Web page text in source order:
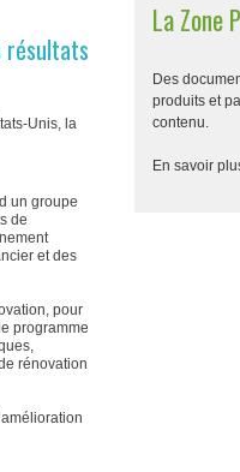
résultats
Unis, la
un groupe
de
et des
pour
programme
rénovation
La Zone
Des
produits et
contenu.
En savoir